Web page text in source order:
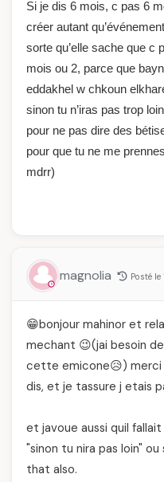
Si je dis 6 mois, c pas 6
créer autant
sorte qu’elle sache que c
mois ou 2, parce que
eddakhel w chkoun
sinon tu n’iras pas trop
pour ne pas dire des
pour que tu ne me
mdrr)
magnolia Posté
😁bonjour mahinor et
mechant 😉(jai besoin
cette emicone😥) merci
dis, et je tassure j etais
et javoue aussi quil
"sinon tu nira pas loin"
that also.